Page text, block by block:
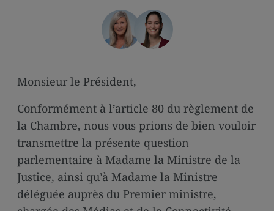
media
links
Monsieur le Président,
Conformément à l’article 80 du règlement de
la Chambre, nous vous prions de bien vouloir
transmettre la présente question
parlementaire à Madame la Ministre de la
Justice, ainsi qu’à Madame la Ministre
déléguée auprès du Premier ministre,